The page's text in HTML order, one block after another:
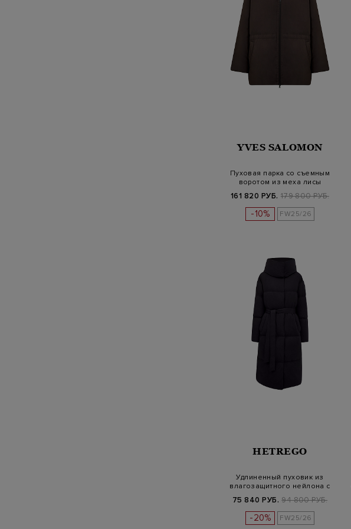
YVES SALOMON
Пуховая парка со съемным
воротом из меха лисы
161 820 РУБ. 179 800 РУБ.
-10% FW25/26
HETREGO
Удлиненный пуховик из
влагозащитного нейлона с
75 840 РУБ. 94 800 РУБ.
-20% FW25/26